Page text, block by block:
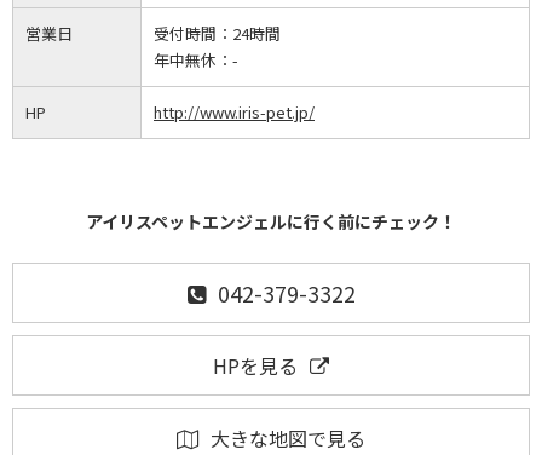
営業日 受付時間： 24時間
年中無休： -
HP http://www.iris-pet.jp/
アイリスペットエンジェルに行く前にチェック！
042-379-3322
HPを見る
大きな地図で見る